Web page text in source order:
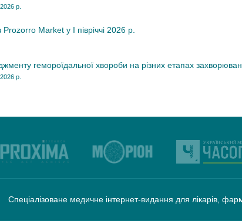
р.
Prozorro Market у I півріччі 2026 р.
гемороїдальної хвороби на різних етапах
р.
Спеціалізоване медичне інтернет-видання для лікарів,